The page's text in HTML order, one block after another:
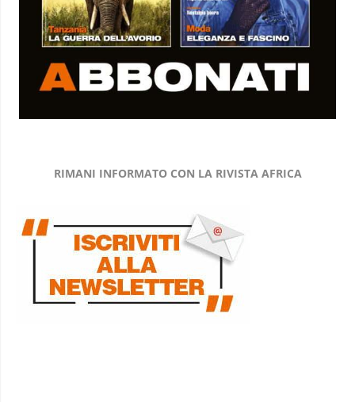
RIMANI INFORMATO CON LA RIVISTA AFRICA